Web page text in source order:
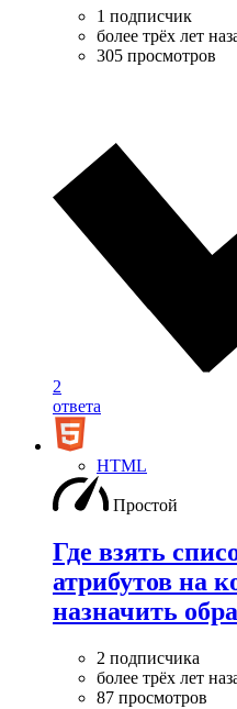
1 подписчик
более трёх лет
305 просмотров
2
ответа
HTML
Простой
Где взять
атрибутов на
назначить
2 подписчика
более трёх лет
87 просмотров